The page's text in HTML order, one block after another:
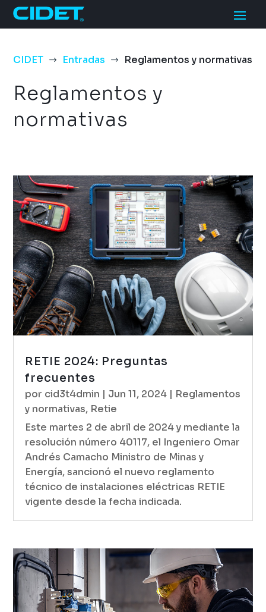
CIDET $ Entradas $ Reglamentos y normativas
Reglamentos y
normativas
RETIE 2024: Preguntas
frecuentes
por cid3t4dmin | Jun 11, 2024 | Reglamentos
y normativas, Retie
Este martes 2 de abril de 2024 y mediante la
resolución número 40117, el Ingeniero Omar
Andrés Camacho Ministro de Minas y
Energía, sancionó el nuevo reglamento
técnico de instalaciones eléctricas RETIE
vigente desde la fecha indicada.